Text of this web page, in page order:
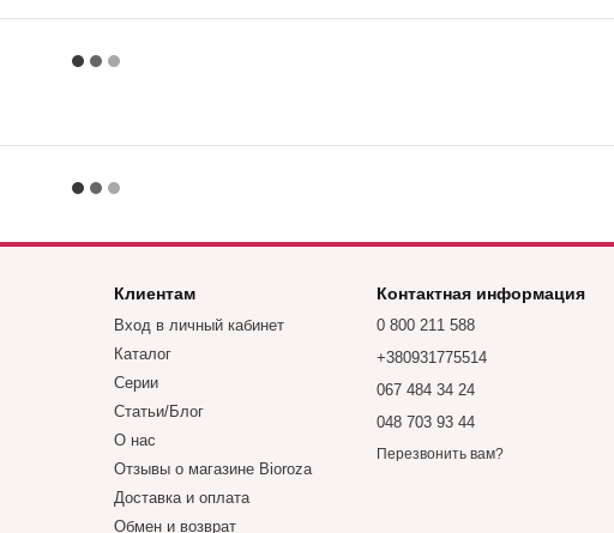
Клиентам
Вход в личный кабинет
Каталог
Серии
Статьи/Блог
О нас
Отзывы о магазине Bioroza
Доставка и оплата
Обмен и возврат
Контактная информация
0 800 211 588
+380931775514
067 484 34 24
048 703 93 44
Перезвонить вам?